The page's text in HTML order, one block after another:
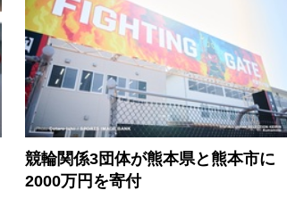
競輪関係3団体が熊本県と熊本市に
2000万円を寄付